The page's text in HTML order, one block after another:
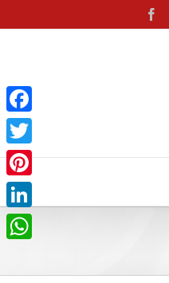
al
Facebook
Twitter
Pinterest
LinkedIn